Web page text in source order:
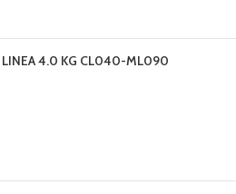
LINEA 4.0 KG CL040-ML090